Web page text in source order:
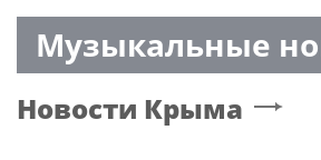
Музыкальные
Новости Крыма